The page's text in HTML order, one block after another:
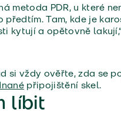
metoda PDR, u které
předtím. Tam, kde je
kytují a opětovně
si vždy ověřte, zda se
připojištění skel.
líbit